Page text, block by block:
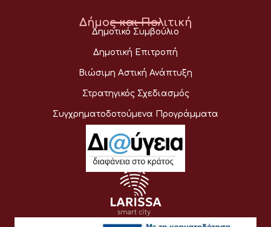
Δήμος και Πολιτική
Δημοτικό Συμβούλιο
Δημοτική Επιτροπή
Βιώσιμη Αστική Ανάπτυξη
Στρατηγικός Σχεδιασμός
Συγχρηματοδοτούμενα Προγράμματα